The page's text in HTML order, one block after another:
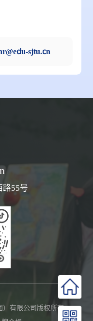
sjtu.cn
55号
）有限公司版权所有